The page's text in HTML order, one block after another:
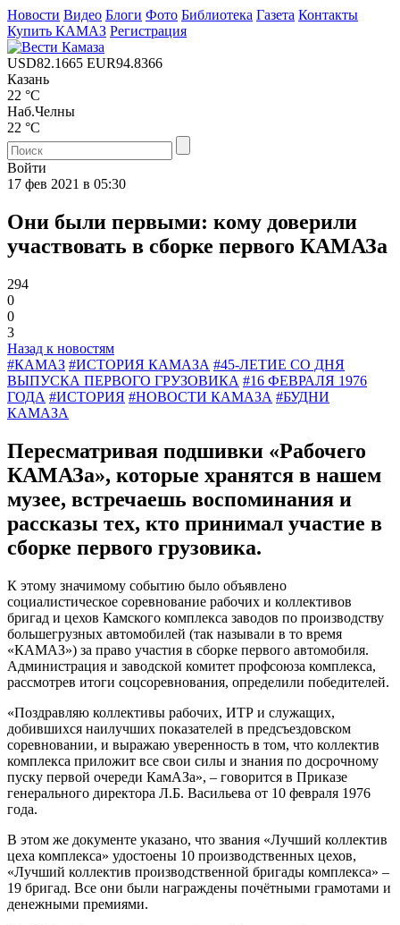
Новости Видео Блоги Фото Библиотека Газета Контакты
Купить КАМАЗ Регистрация
USD82.1665 EUR94.8366
Казань
22 °C
Наб.Челны
22 °C
Войти
17 фев 2021 в 05:30
Они были первыми: кому доверили
участвовать в сборке первого КАМАЗа
294
0
0
3
Назад к новостям
#КАМАЗ #ИСТОРИЯ КАМАЗА #45-ЛЕТИЕ СО ДНЯ
ВЫПУСКА ПЕРВОГО ГРУЗОВИКА #16 ФЕВРАЛЯ 1976
ГОДА #ИСТОРИЯ #НОВОСТИ КАМАЗА #БУДНИ
КАМАЗА
Пересматривая подшивки «Рабочего
КАМАЗа», которые хранятся в нашем
музее, встречаешь воспоминания и
рассказы тех, кто принимал участие в
сборке первого грузовика.
К этому значимому событию было объявлено
социалистическое соревнование рабочих и коллективов
бригад и цехов Камского комплекса заводов по производству
большегрузных автомобилей (так называли в то время
«КАМАЗ») за право участия в сборке первого автомобиля.
Администрация и заводской комитет профсоюза комплекса,
рассмотрев итоги соцсоревнования, определили победителей.
«Поздравляю коллективы рабочих, ИТР и служащих,
добившихся наилучших показателей в предсъездовском
соревновании, и выражаю уверенность в том, что коллектив
комплекса приложит все свои силы и знания по досрочному
пуску первой очереди КамАЗа», – говорится в Приказе
генерального директора Л.Б. Васильева от 10 февраля 1976
года.
В этом же документе указано, что звания «Лучший коллектив
цеха комплекса» удостоены 10 производственных цехов,
«Лучший коллектив производственной бригады комплекса» –
19 бригад. Все они были награждены почётными грамотами и
денежными премиями.